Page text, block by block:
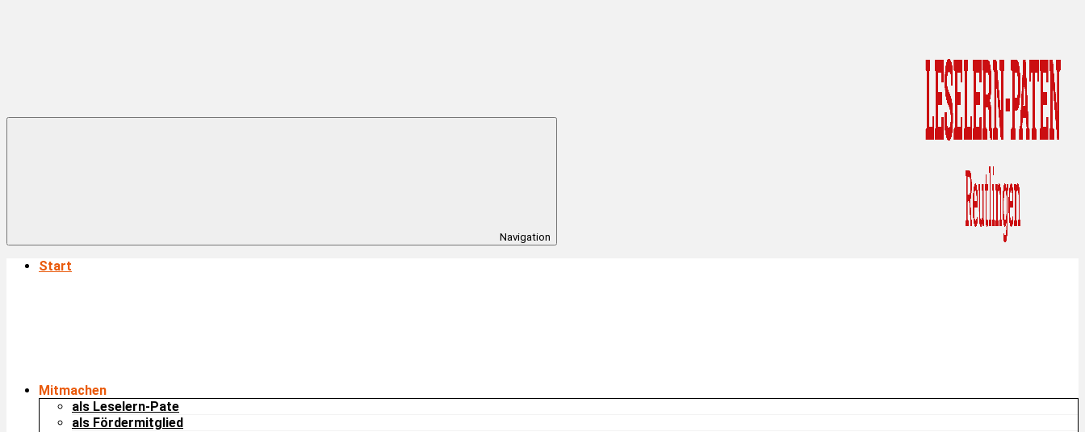
Navigation
Start
Mitmachen
als Leselern-Pate
als Fördermitglied